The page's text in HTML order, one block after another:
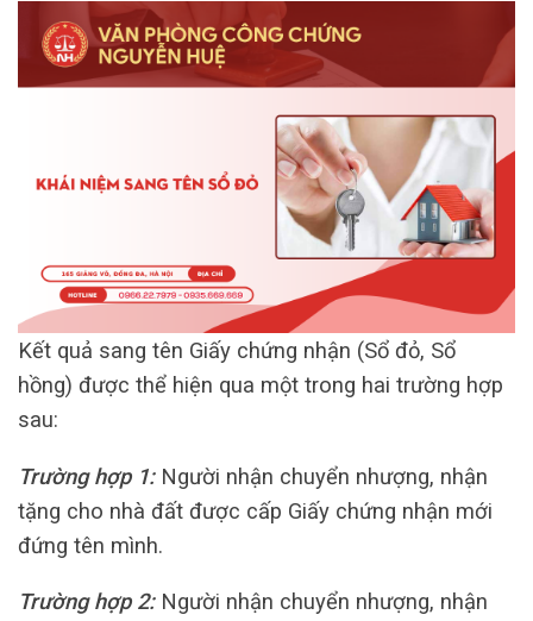
Kết quả sang tên Giấy chứng nhận (Sổ đỏ, Sổ
hồng) được thể hiện qua một trong hai trường hợp
sau:
Trường hợp 1: Người nhận chuyển nhượng, nhận
tặng cho nhà đất được cấp Giấy chứng nhận mới
đứng tên mình.
Trường hợp 2:Người nhận chuyển nhượng, nhận